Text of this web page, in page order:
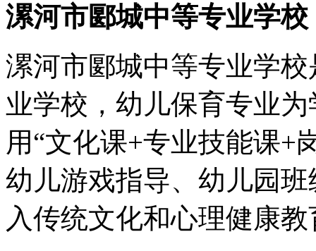
漯河市郾城中等专业学校
漯河市郾城中等专业学
业学校，幼儿保育专业
用“文化课+专业技能课+
幼儿游戏指导、幼儿园
入传统文化和心理健康